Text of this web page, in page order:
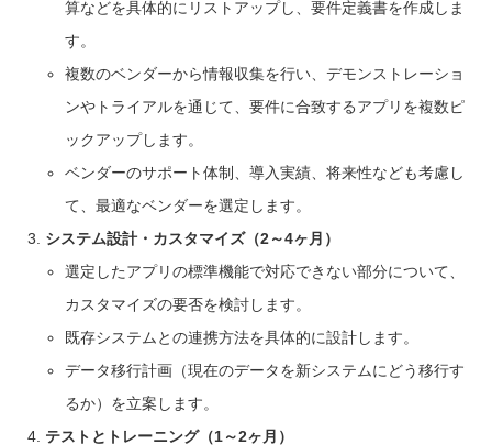
算などを具体的にリストアップし、要件定義書を作成しま
す。
複数のベンダーから情報収集を行い、デモンストレーショ
ンやトライアルを通じて、要件に合致するアプリを複数ピ
ックアップします。
ベンダーのサポート体制、導入実績、将来性なども考慮し
て、最適なベンダーを選定します。
システム設計・カスタマイズ（2～4ヶ月）
選定したアプリの標準機能で対応できない部分について、
カスタマイズの要否を検討します。
既存システムとの連携方法を具体的に設計します。
データ移行計画（現在のデータを新システムにどう移行す
るか）を立案します。
テストとトレーニング（1～2ヶ月）